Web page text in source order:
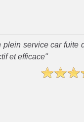
plein service car fuite
et efficace"